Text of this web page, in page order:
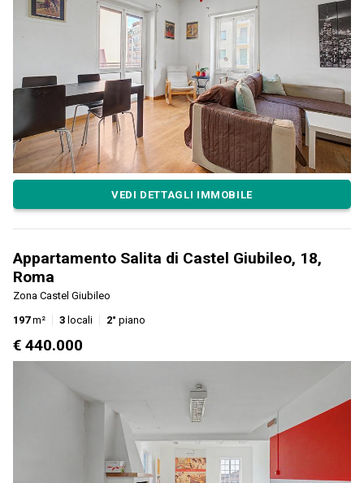
VEDI DETTAGLI IMMOBILE
Appartamento Salita di Castel Giubileo, 18,
Roma
Zona Castel Giubileo
197m² 3 locali 2° piano
€ 440.000